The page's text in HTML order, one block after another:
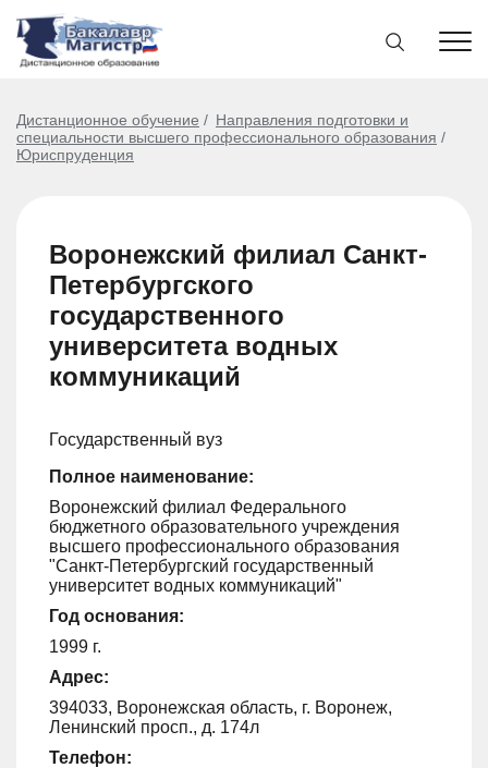
Дистанционное обучение
Направления подготовки и
специальности высшего профессионального образования
Юриспруденция
Воронежский филиал Санкт-
Петербургского
государственного
университета водных
коммуникаций
Государственный вуз
Полное наименование:
Воронежский филиал Федерального
бюджетного образовательного учреждения
высшего профессионального образования
"Санкт-Петербургский государственный
университет водных коммуникаций"
Год основания:
1999 г.
Адрес:
394033, Воронежская область, г. Воронеж,
Ленинский просп., д. 174л
Телефон: